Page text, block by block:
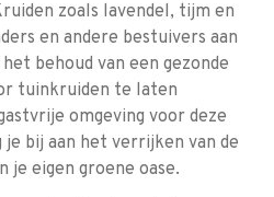
zoals lavendel, tijm en
en andere bestuivers aan
behoud van een gezonde
tuinkruiden te laten
omgeving voor deze
bij aan het verrijken van de
eigen groene oase.